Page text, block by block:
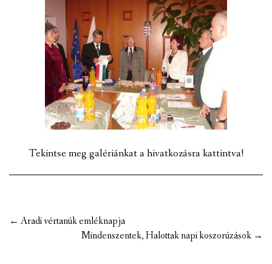
ÓVODA ÉS MINI BÖLCSŐDE
Tekintse meg galériánkat a hivatkozásra kattintva!
Post
← Aradi vértanúk emléknapja
Mindenszentek, Halottak napi koszorúzások →